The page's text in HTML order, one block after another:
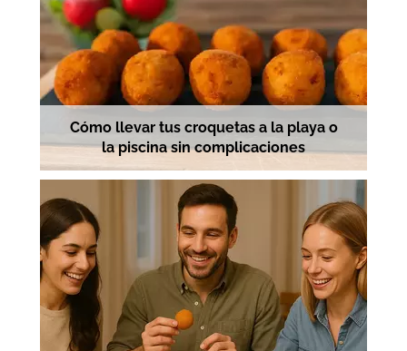
Cómo llevar tus croquetas a la playa o
la piscina sin complicaciones